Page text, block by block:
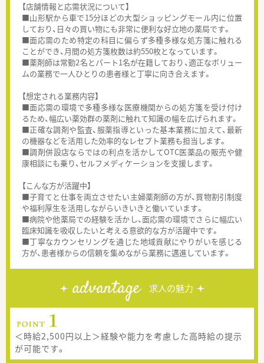
【店舗情報と応需状況について】
■山形駅から車で15分ほどの大型ショッピングモール内に位置
しており、日々の買い物にも非常に便利な好立地の薬局です。
■面応需のため特定の科目に偏らず多種多様な処方箋に触れる
ことができ、月間の処方箋枚数は約550枚となっています。
■薬剤師は常勤2名とパート1名が在籍しており、適正なボリュー
ムの業務で一人ひとりの患者様と丁寧に向き合えます。
【想定される業務内容】
■面応需の環境で多種多様な医療機関からの処方箋を受け付け
るため、幅広い薬効群の薬剤に触れて知識の幅を広げられます。
■正確な調剤や監査、服薬指導といった基本業務に加えて、最新
の機器などを活用した効率的なレセプト業務も担当します。
■調剤併設店ならではの利点を活かしてOTC医薬品の販売や健
康相談にも乗り、セルフメディケーションを支援します。
【こんな方が活躍中】
■子育てと仕事を両立させたい主婦薬剤師の方が、買物割引制度
や福利厚生を活用しながらいきいきと働いています。
■病院や他薬局での経験を活かし、面応需の環境でさらに幅広い
臨床知識を吸収したいと考える意欲的な方が活躍中です。
■丁寧なカウンセリングを通じた地域貢献にやりがいを感じる
方が、患者様からの信頼を集めながら業務に邁進しています。
advantage 求人の魅力
＜時給2,500円以上＞経験や能力を考慮した高時給の提示
が可能です。